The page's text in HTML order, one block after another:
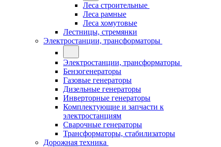
Леса строительные
Леса рамные
Леса хомутовые
Лестницы, стремянки
Электростанции, трансформаторы
Электростанции, трансформаторы
Бензогенераторы
Газовые генераторы
Дизельные генераторы
Инверторные генераторы
Комплектующие и запчасти к
электростанциям
Сварочные генераторы
Трансформаторы, стабилизаторы
Дорожная техника